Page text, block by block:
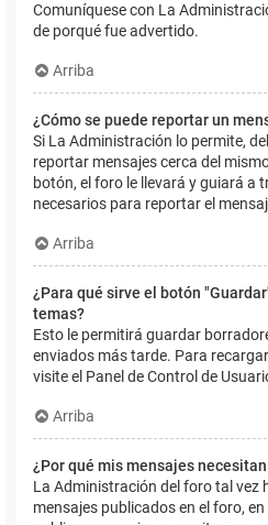
Comuníquese con La
de porqué fue advertido.
Arriba
¿Cómo se puede reportar un
Si La Administración lo permite,
reportar mensajes cerca del
botón, el foro le llevará y guiará a
necesarios para reportar el
Arriba
¿Para qué sirve el botón
temas?
Esto le permitirá guardar
enviados más tarde. Para
visite el Panel de Control de
Arriba
¿Por qué mis mensajes
La Administración del foro tal vez
mensajes publicados en el foro,